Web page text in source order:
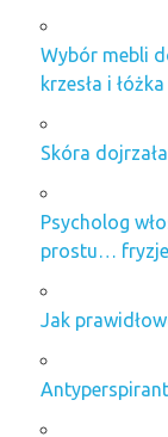
Wybór mebli
krzesła i
Skóra
Psycholog
prostu…
Jak
Antyperspirant